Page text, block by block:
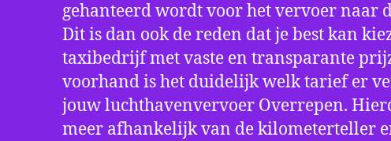
gehanteerd wordt voor het vervoer naar
Dit is dan ook de reden dat je best kan
taxibedrijf met vaste en transparante
voorhand is het duidelijk welk tarief er
jouw luchthavenvervoer Overrepen.
meer afhankelijk van de kilometerteller